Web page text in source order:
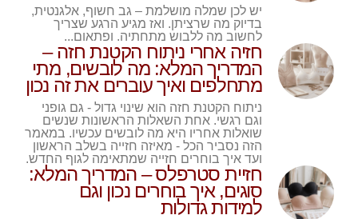
יש לכן שמלה מושלמת – גב חשוף, אלגנטית,
בדיוק מה שרציתן. ואז מגיע הרגע שצריך
לחשוב מה ללבוש מתחתיה. ופתאום...
חזיה אחרי ניתוח הקטנת חזה –
המדריך המלא: מה לובשים, מתי
מתחלפים ואיך עוברים את זה נכון
ניתוח הקטנת חזה הוא שינוי גדול - גם גופני
וגם רגשי. אחת השאלות הראשונות שנשים
שואלות אחריו היא מה לובשים עכשיו. במאמר
הזה נסביר הכל - מאיזה חזייה בשלב הראשון
ועד איך בוחרים חזייה שמתאימה לגוף החדש.
חזיית סטרפלס – המדריך המלא:
סוגים, איך בוחרים נכון וגם
למידות גדולות